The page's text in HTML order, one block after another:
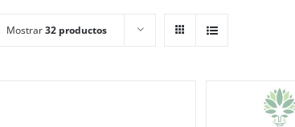
Mostrar32 productos